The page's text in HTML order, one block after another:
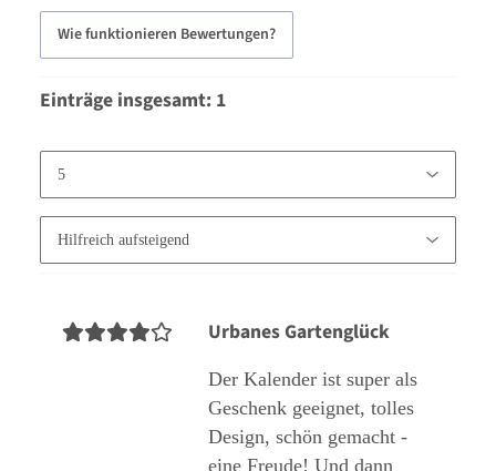
Wie funktionieren Bewertungen?
Einträge insgesamt: 1
Urbanes Gartenglück
Der Kalender ist super als
Geschenk geeignet, tolles
Design, schön gemacht -
eine Freude! Und dann